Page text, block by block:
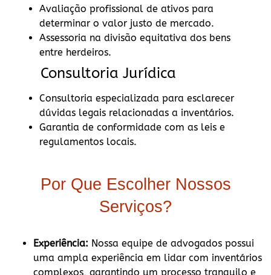
Avaliação profissional de ativos para
determinar o valor justo de mercado.
Assessoria na divisão equitativa dos bens
entre herdeiros.
Consultoria Jurídica
Consultoria especializada para esclarecer
dúvidas legais relacionadas a inventários.
Garantia de conformidade com as leis e
regulamentos locais.
Por Que Escolher Nossos
Serviços?
Experiência: Nossa equipe de advogados possui
uma ampla experiência em lidar com inventários
complexos, garantindo um processo tranquilo e